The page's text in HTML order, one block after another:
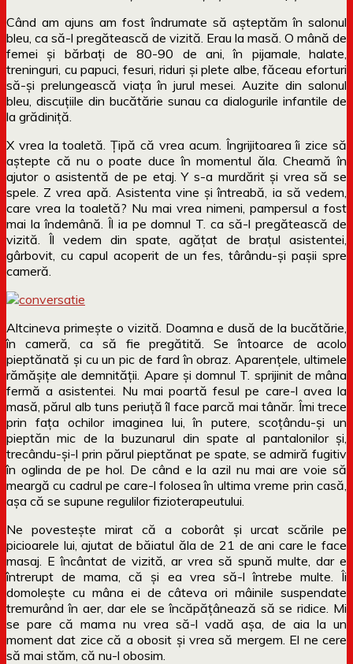
Când am ajuns am fost îndrumate să așteptăm în salonul
bleu, ca să-l pregătească de vizită. Erau la masă. O mână de
femei și bărbați de 80-90 de ani, în pijamale, halate,
treninguri, cu papuci, fesuri, riduri și plete albe, făceau eforturi
să-și prelungească viața în jurul mesei. Auzite din salonul
bleu, discuțiile din bucătărie sunau ca dialogurile infantile de
la grădiniță.
X vrea la toaletă. Țipă că vrea acum. Îngrijitoarea îi zice să
aștepte că nu o poate duce în momentul ăla. Cheamă în
ajutor o asistentă de pe etaj. Y s-a murdărit și vrea să se
spele. Z vrea apă. Asistenta vine și întreabă, ia să vedem,
care vrea la toaletă? Nu mai vrea nimeni, pampersul a fost
mai la îndemână. Îl ia pe domnul T. ca să-l pregătească de
vizită. Îl vedem din spate, agățat de brațul asistentei,
gârbovit, cu capul acoperit de un fes, târându-și pașii spre
cameră.
Altcineva primește o vizită. Doamna e dusă de la bucătărie,
în cameră, ca să fie pregătită. Se întoarce de acolo
pieptănată și cu un pic de fard în obraz. Aparențele, ultimele
rămășițe ale demnității. Apare și domnul T. sprijinit de mâna
fermă a asistentei. Nu mai poartă fesul pe care-l avea la
masă, părul alb tuns periuță îl face parcă mai tânăr. Îmi trece
prin fața ochilor imaginea lui, în putere, scoțându-și un
pieptăn mic de la buzunarul din spate al pantalonilor și,
trecându-și-l prin părul pieptănat pe spate, se admiră fugitiv
în oglinda de pe hol. De când e la azil nu mai are voie să
meargă cu cadrul pe care-l folosea în ultima vreme prin casă,
așa că se supune regulilor fizioterapeutului.
Ne povestește mirat că a coborât și urcat scările pe
picioarele lui, ajutat de băiatul ăla de 21 de ani care le face
masaj. E încântat de vizită, ar vrea să spună multe, dar e
întrerupt de mama, că și ea vrea să-l întrebe multe. Îi
domolește cu mâna ei de câteva ori mâinile suspendate
tremurând în aer, dar ele se încăpățânează să se ridice. Mi
se pare că mama nu vrea să-l vadă așa, de aia la un
moment dat zice că a obosit și vrea să mergem. El ne cere
să mai stăm, că nu-l obosim.